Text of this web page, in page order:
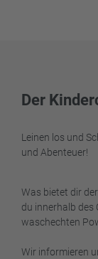
Der
Leinen los und
und Abenteuer!
Was bietet dir
du innerhalb des
waschechten
Wir informieren